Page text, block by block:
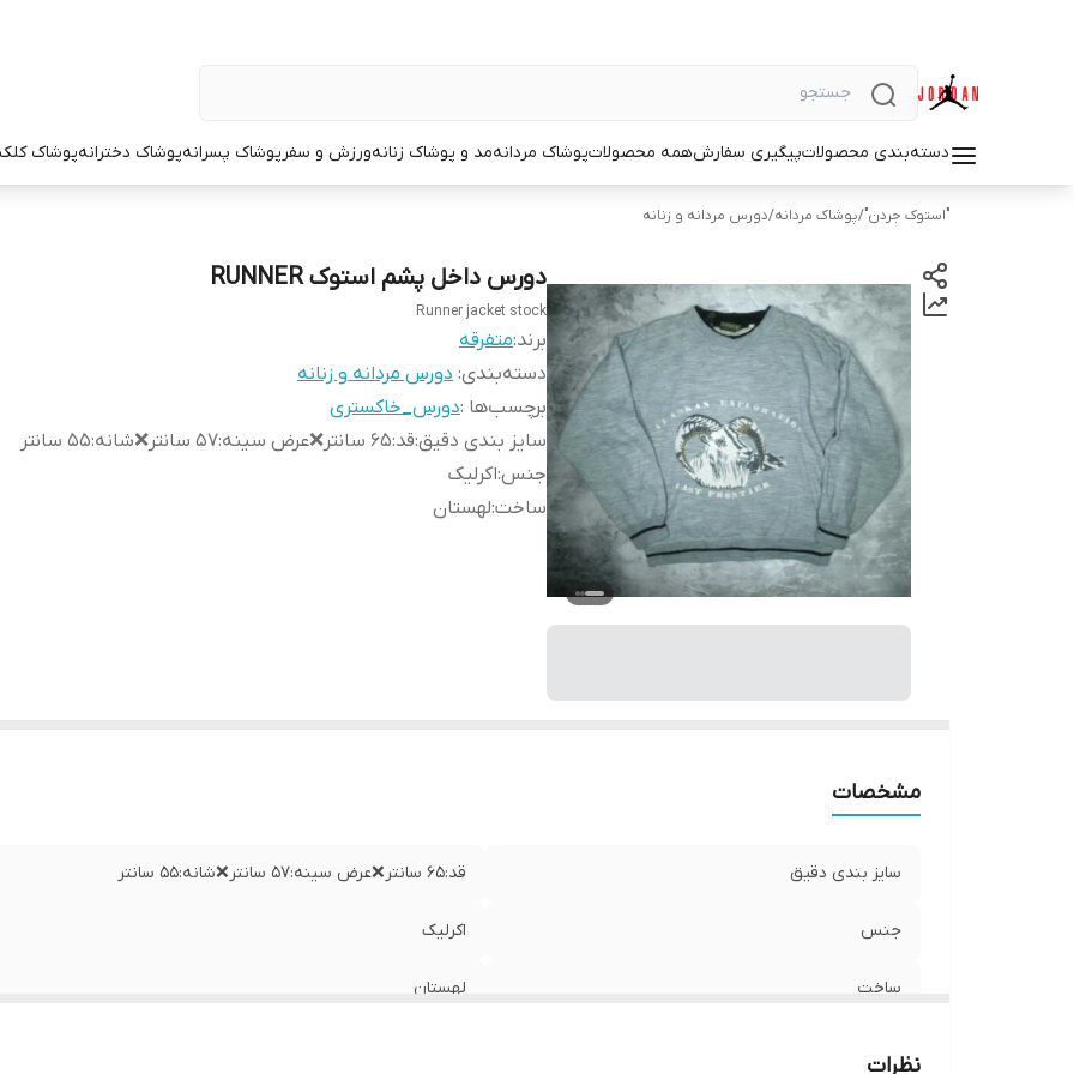
دسته‌بندی محصولاتپیگیری سفارشهمه محصولاتپوشاک مردانهمد و پوشاک زنانهورزش و سفرپوشاک پسرانهپوشاک دخترانهپوشاک
"استوک جردن"/پوشاک مردانه/دورس مردانه و زنانه
دورس داخل پشم استوک RUNNER
Runner jacket stock
برند:متفرقه
دسته‌بندی: دورس مردانه و زنانه
برچسب‌ها :دورس_خاکستری
سایز بندی دقیق:قد:۶۵ سانتر❌عرض سینه:۵۷ سانتر❌شانه:۵۵ سانتر
جنس:اکرلیک
ساخت:لهستان
مشخصات
سایز بندی دقیق قد:۶۵ سانتر❌عرض سینه:۵۷ سانتر❌شانه:۵۵ سانتر
جنس اکرلیک
ساخت لهستان
نظرات